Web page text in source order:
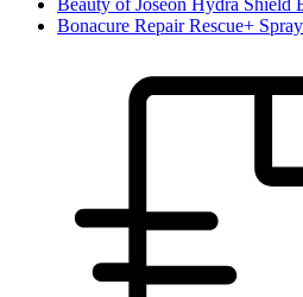
Beauty of Joseon Hydra Shield
Bonacure Repair Rescue+